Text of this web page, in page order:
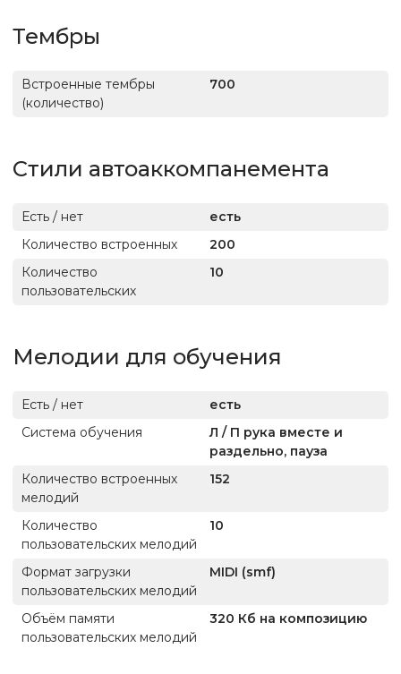
Тембры
Встроенные тембры
(количество)
700
Стили автоаккомпанемента
Есть / нет
есть
Количество встроенных
200
Количество
пользовательских
10
Мелодии для обучения
Есть / нет
есть
Система обучения
Л / П рука вместе и
раздельно, пауза
Количество встроенных
мелодий
152
Количество
пользовательских мелодий
10
Формат загрузки
пользовательских мелодий
MIDI (smf)
Объём памяти
пользовательских мелодий
320 Кб на композицию